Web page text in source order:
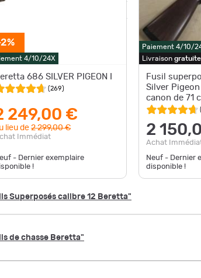
4/10/24X
686 SILVER PIGEON I
(269)
249,00 €
lieu de 2 299,00 €
Immédiat
- Dernier exemplaire
!
Paiement 4/10/
Livraison gratuite
Fusil
Silver
canon de 71
(
2
Achat
Neuf - Dernier
disponible !
Superposés calibre 12 Beretta"
de chasse Beretta"